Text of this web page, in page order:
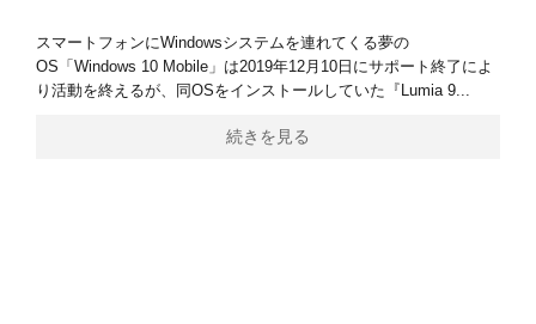
スマートフォンにWindowsシステムを連れてくる夢の
OS「Windows 10 Mobile」は2019年12月10日にサポート終了によ
り活動を終えるが、同OSをインストールしていた『Lumia 9...
続きを見る